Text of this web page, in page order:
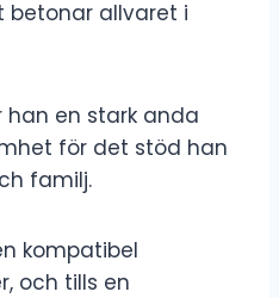
betonar allvaret i
han en stark anda
för det stöd han
familj.
kompatibel
och tills en